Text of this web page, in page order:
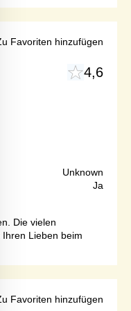
4,6
Unknown
Ja
Die vielen
Lieben beim
Favoriten hinzufügen
Favoriten hinzufügen